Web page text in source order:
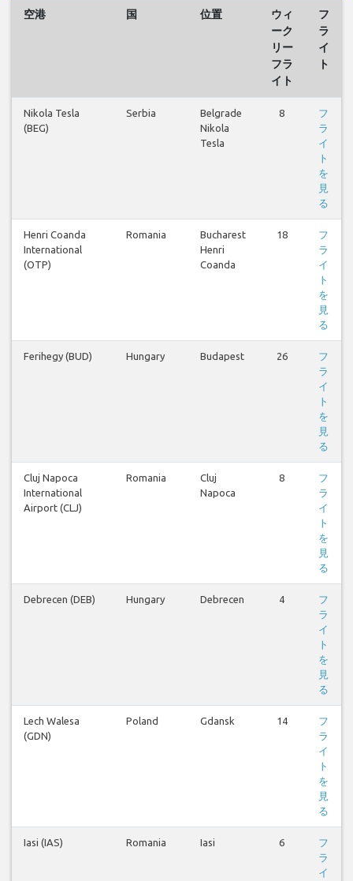
空港 国 位置
ウィ
ーク
リー
フラ
イト
フ
ラ
イ
ト
Nikola Tesla
(BEG)
Serbia
Belgrade
Nikola
Tesla
8
フ
ラ
イ
ト
を
見
る
Henri Coanda
International
(OTP)
Romania
Bucharest
Henri
Coanda
18
フ
ラ
イ
ト
を
見
る
Ferihegy (BUD) Hungary Budapest 26
フ
ラ
イ
ト
を
見
る
Cluj Napoca
International
Airport (CLJ)
Romania
Cluj
Napoca
8
フ
ラ
イ
ト
を
見
る
Debrecen (DEB) Hungary Debrecen 4
フ
ラ
イ
ト
を
見
る
Lech Walesa
(GDN)
Poland Gdansk 14
フ
ラ
イ
ト
を
見
る
Iasi (IAS) Romania Iasi 6
フ
ラ
イ